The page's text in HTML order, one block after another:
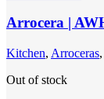
Arrocera |
Kitchen, Arroceras,
Out of stock